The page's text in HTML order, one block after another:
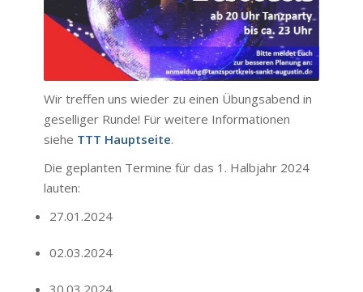
Wir treffen uns wieder zu einen Übungsabend in
geselliger Runde! Für weitere Informationen
siehe TTT Hauptseite.
Die geplanten Termine für das 1. Halbjahr 2024
lauten:
27.01.2024
02.03.2024
30.03.2024